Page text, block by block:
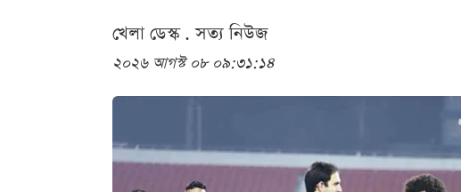
খেলা ডেস্ক . সত্য নিউজ
২০২৬ আগস্ট ০৮ ০৯:৩১:১৪